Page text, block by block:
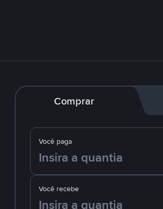
Comprar
Você paga
Você recebe